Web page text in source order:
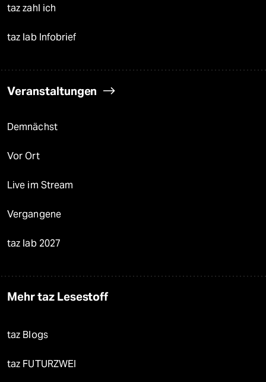
taz zahl ich
taz lab Infobrief
Veranstaltungen
Demnächst
Vor Ort
Live im Stream
Vergangene
taz lab 2027
Mehr taz Lesestoff
taz Blogs
taz FUTURZWEI